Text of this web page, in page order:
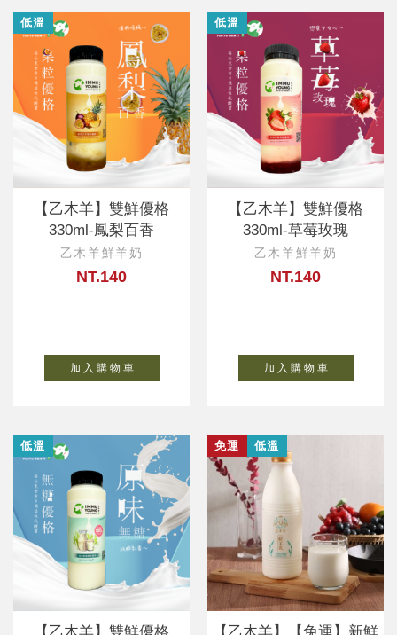
低溫
【乙木羊】雙鮮優格
330ml-鳳梨百香
乙木羊鮮羊奶
NT.140
加 入 購 物 車
低溫
【乙木羊】雙鮮優格
330ml-草莓玫瑰
乙木羊鮮羊奶
NT.140
加 入 購 物 車
低溫 免運 低溫